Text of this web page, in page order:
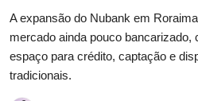
Cursos
Simuladores
A expansão do Nubank em
mercado ainda pouco bancarizado,
espaço para crédito, captação e
tradicionais.